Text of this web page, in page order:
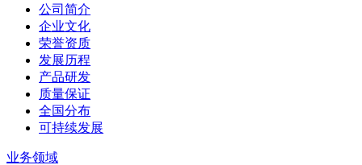
公司简介
企业文化
荣誉资质
发展历程
产品研发
质量保证
全国分布
可持续发展
业务领域